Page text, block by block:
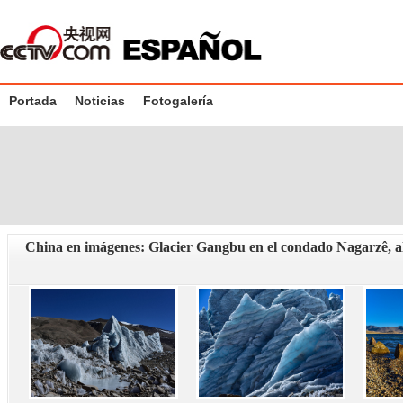
Portada Noticias Fotogalería
China en imágenes: Glacier Gangbu en el condado Nagarzê,